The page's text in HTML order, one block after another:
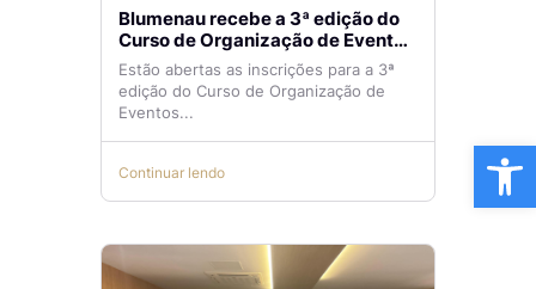
Blumenau recebe a 3ª edição do
Curso de Organização de Eventos
Lilian Ribeiro
Estão abertas as inscrições para a 3ª
edição do Curso de Organização de
Eventos...
Continuar lendo